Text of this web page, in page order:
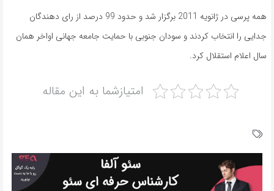
همه پرسی در ژانویه 2011 برگزار شد و حدود 99 درصد از رای دهندگان
جدایی را انتخاب کردند و سودان جنوبی با حمایت جامعه جهانی اواخر همان
سال اعلام استقلال کرد.
امتیازشما به این مقاله